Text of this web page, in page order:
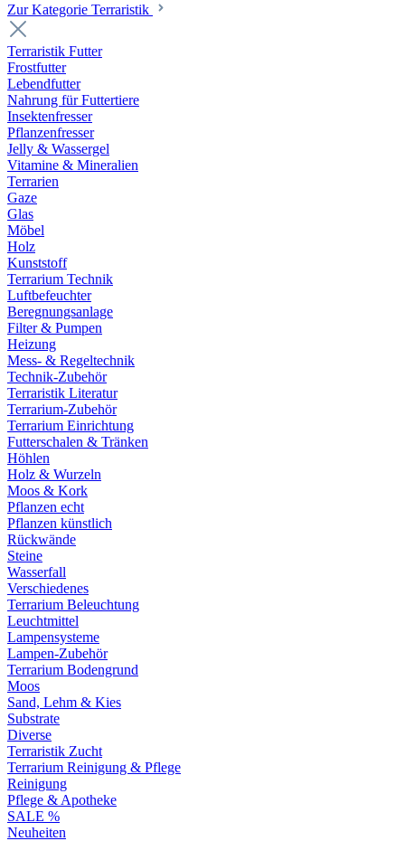
Zur Kategorie Terraristik
Terraristik Futter
Frostfutter
Lebendfutter
Nahrung für Futtertiere
Insektenfresser
Pflanzenfresser
Jelly & Wassergel
Vitamine & Mineralien
Terrarien
Gaze
Glas
Möbel
Holz
Kunststoff
Terrarium Technik
Luftbefeuchter
Beregnungsanlage
Filter & Pumpen
Heizung
Mess- & Regeltechnik
Technik-Zubehör
Terraristik Literatur
Terrarium-Zubehör
Terrarium Einrichtung
Futterschalen & Tränken
Höhlen
Holz & Wurzeln
Moos & Kork
Pflanzen echt
Pflanzen künstlich
Rückwände
Steine
Wasserfall
Verschiedenes
Terrarium Beleuchtung
Leuchtmittel
Lampensysteme
Lampen-Zubehör
Terrarium Bodengrund
Moos
Sand, Lehm & Kies
Substrate
Diverse
Terraristik Zucht
Terrarium Reinigung & Pflege
Reinigung
Pflege & Apotheke
SALE %
Neuheiten